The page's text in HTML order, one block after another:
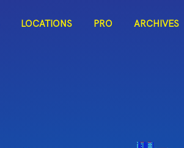
LOCATIONS PRO ARCHIVES